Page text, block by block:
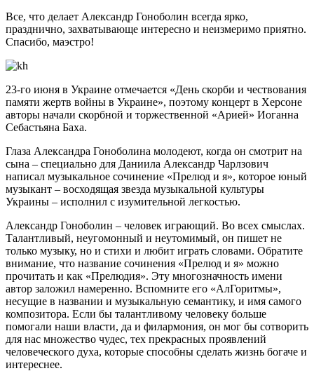
Все, что делает Александр Гоноболин всегда ярко,
празднично, захватывающе интересно и неизмеримо приятно.
Спасибо, маэстро!
23-го июня в Украине отмечается «День скорби и чествования
памяти жертв войны в Украине», поэтому концерт в Херсоне
авторы начали скорбной и торжественной «Арией» Иоганна
Себастьяна Баха.
Глаза Александра Гоноболина молодеют, когда он смотрит на
сына – специально для Даниила Александр Чарлзович
написал музыкальное сочинение «Прелюд и я», которое юный
музыкант – восходящая звезда музыкальной культуры
Украины – исполнил с изумительной легкостью.
Александр Гоноболин – человек играющий. Во всех смыслах.
Талантливый, неугомонный и неутомимый, он пишет не
только музыку, но и стихи и любит играть словами. Обратите
внимание, что название сочинения «Прелюд и я» можно
прочитать и как «Прелюдия». Эту многозначность имени
автор заложил намеренно. Вспомните его «АлГоритмы»,
несущие в названии и музыкальную семантику, и имя самого
композитора. Если бы талантливому человеку больше
помогали наши власти, да и филармония, он мог бы сотворить
для нас множество чудес, тех прекрасных проявлений
человеческого духа, которые способны сделать жизнь богаче и
интереснее.